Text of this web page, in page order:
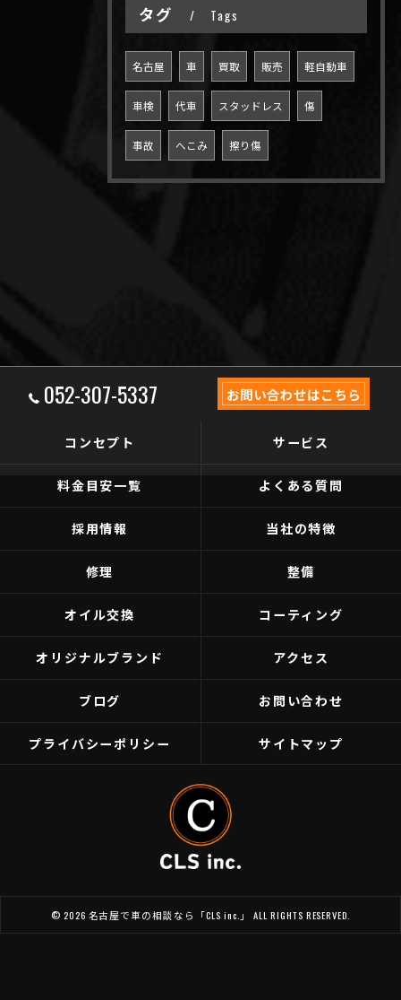
タグ Tags
名古屋 車 買取 販売 軽自動車
車検 代車 スタッドレス 傷
事故 へこみ 擦り傷
052-307-5337 お問い合わせはこちら
コンセプト サービス
料金目安一覧 よくある質問
採用情報 当社の特徴
修理 整備
オイル交換 コーティング
オリジナルブランド アクセス
ブログ お問い合わせ
プライバシーポリシー サイトマップ
© 2026 名古屋で車の相談なら「CLS inc.」 ALL RIGHTS RESERVED.